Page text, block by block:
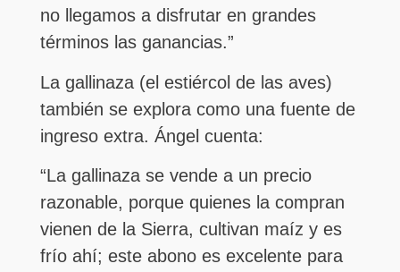
no llegamos a disfrutar en grandes
términos las ganancias.”
La gallinaza (el estiércol de las aves)
también se explora como una fuente de
ingreso extra. Ángel cuenta:
“La gallinaza se vende a un precio
razonable, porque quienes la compran
vienen de la Sierra, cultivan maíz y es
frío ahí; este abono es excelente para